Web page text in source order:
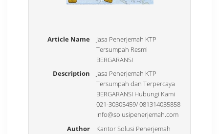
Article Name
Jasa Penerjemah KTP
Tersumpah Resmi
BERGARANSI
Description
Jasa Penerjemah KTP
Tersumpah dan Terpercaya
BERGARANSI Hubungi Kami
021-30305459/ 081314035858
info@solusipenerjemah.com
Author
Kantor Solusi Penerjemah